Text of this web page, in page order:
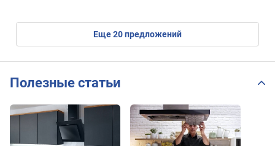
eще20предложений
Полезные статьи